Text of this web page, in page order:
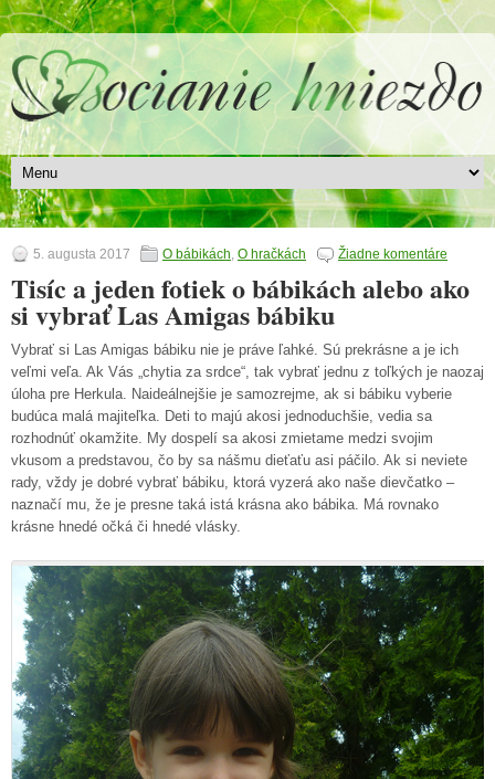
5. augusta 2017 O bábikách O hračkách Žiadne komentáre
Tisíc a jeden fotiek o bábikách alebo ako
si vybrať Las Amigas bábiku
Vybrať si Las Amigas bábiku nie je práve ľahké. Sú prekrásne a je ich
veľmi veľa. Ak Vás „chytia za srdce“, tak vybrať jednu z toľkých je naozaj
úloha pre Herkula. Naideálnejšie je samozrejme, ak si bábiku vyberie
budúca malá majiteľka. Deti to majú akosi jednoduchšie, vedia sa
rozhodnúť okamžite. My dospelí sa akosi zmietame medzi svojim
vkusom a predstavou, čo by sa nášmu dieťaťu asi páčilo. Ak si neviete
rady, vždy je dobré vybrať bábiku, ktorá vyzerá ako naše dievčatko –
naznačí mu, že je presne taká istá krásna ako bábika. Má rovnako
krásne hnedé očká či hnedé vlásky.